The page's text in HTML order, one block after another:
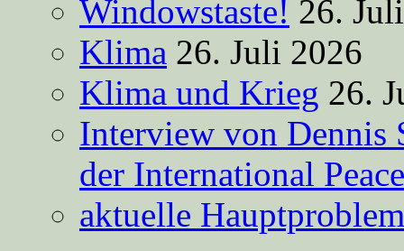
Windowstaste! 26.
Klima 26. Juli 2026
Klima und Krieg 26.
Interview von Dennis
der International
aktuelle